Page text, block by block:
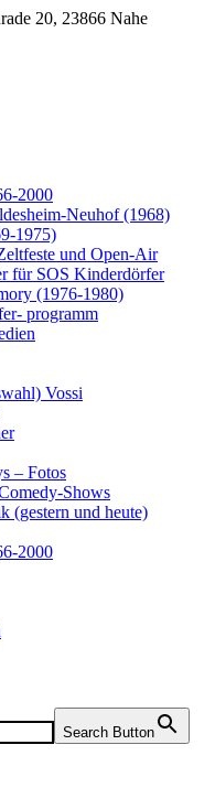
20, 23866 Nahe
2000
Neuhof (1968)
1975)
und Open-Air
für SOS Kinderdörfer
(1976-1980)
programm
Vossi
– Fotos
Shows
(gestern und heute)
2000
Search Button